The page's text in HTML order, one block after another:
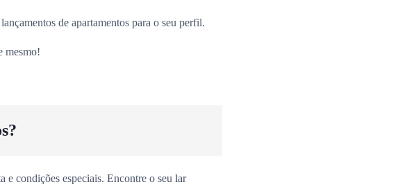
de apartamentos para o seu perfil.
mesmo!
e condições especiais. Encontre o seu lar